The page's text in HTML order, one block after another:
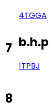
4TGGA
7 b.h.p
1TPBJ
8